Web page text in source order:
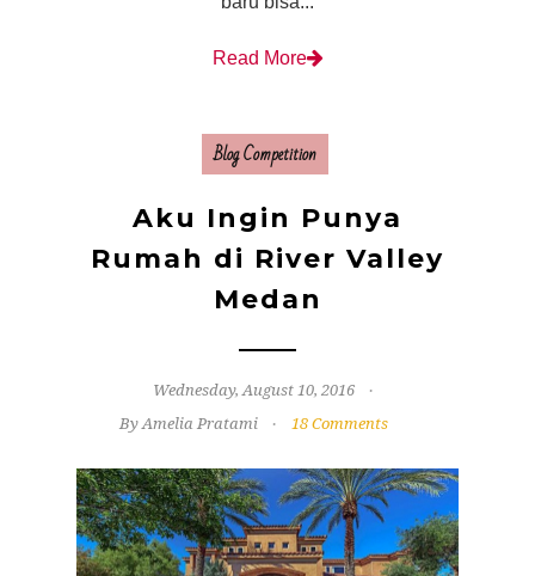
Read More
Blog Competition
Aku Ingin Punya
Rumah di River Valley
Medan
Wednesday, August 10, 2016
By Amelia Pratami
18 Comments